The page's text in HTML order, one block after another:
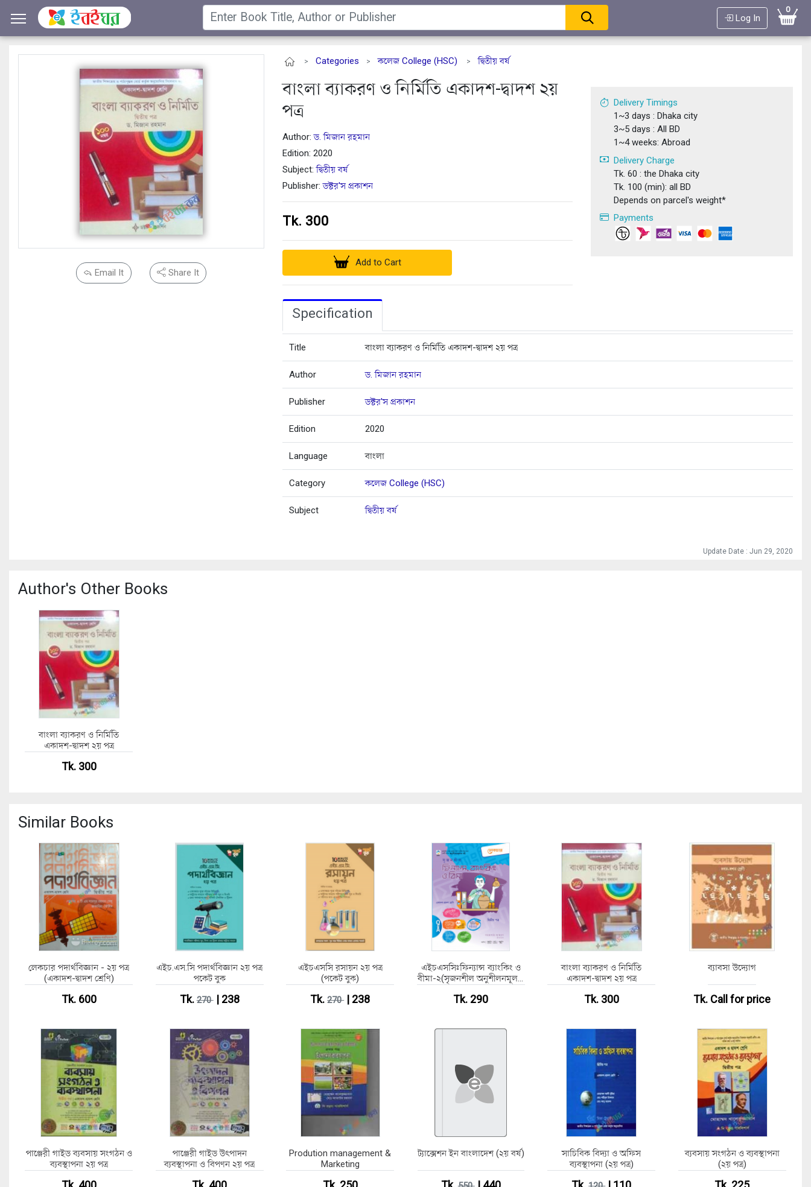
Log In
0
Email It Share It
> Categories >কলেজ College (HSC) >দ্বিতীয় বর্ষ
বাংলা ব্যাকরণ ও নির্মিতি একাদশ-দ্বাদশ ২য়
পত্র
Author:ড. মিজান রহমান
Edition: 2020
Subject:দ্বিতীয় বর্ষ
Publisher:ডক্টর'স প্রকাশন
Tk. 300
Add to Cart
Delivery Timings
1~3 days : Dhaka city
3~5 days : All BD
1~4 weeks: Abroad
Delivery Charge
Tk. 60 : the Dhaka city
Tk. 100 (min): all BD
Depends on parcel's weight*
Payments
Specification
Title বাংলা ব্যাকরণ ও নির্মিতি একাদশ-দ্বাদশ ২য় পত্র
Author ড. মিজান রহমান
Publisher ডক্টর'স প্রকাশন
Edition 2020
Language বাংলা
Category কলেজ College (HSC)
Subject দ্বিতীয় বর্ষ
Update Date : Jun 29, 2020
Author's Other Books
বাংলা ব্যাকরণ ও নির্মিতি
একাদশ-দ্বাদশ ২য় পত্র
Tk. 300
Similar Books
লেকচার পদার্থবিজ্ঞান - ২য় পত্র
(একাদশ-দ্বাদশ শ্রেণি)
Tk. 600
এইচ.এস.সি পদার্থবিজ্ঞান ২য় পত্র
পকেট বুক
Tk.270| 238
এইচএসসি রসায়ন ২য় পত্র
(পকেট বুক)
Tk.270| 238
এইচএসসিঃফিন্যান্স ব্যাংকিং ও
বীমা-২(সৃজনশীল অনুশীলনমূলক
Tk. 290
বাংলা ব্যাকরণ ও নির্মিতি
একাদশ-দ্বাদশ ২য় পত্র
Tk. 300
ব্যাবসা উদ্যোগ
Tk. Call for price
পাঞ্জেরী গাইড ব্যবসায় সংগঠন ও
ব্যবস্থাপনা ২য় পত্র
পাঞ্জেরী গাইড উৎপাদন
ব্যবস্থাপনা ও বিপণন ২য় পত্র
Prodution management &
Marketing
ট্যাক্সেশন ইন বাংলাদেশ (২য় বর্ষ)
সাচিবিক বিদ্যা ও অফিস
ব্যবস্থাপনা (২য় পত্র)
ব্যবসায় সংগঠন ও ব্যবস্থাপনা
(২য় পত্র)